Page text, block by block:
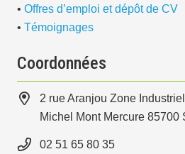
• Offres d’emploi et dépôt de CV
• Témoignages
Coordonnées
2 rue Aranjou Zone
Michel Mont Mercure 85700
02 51 65 80 35